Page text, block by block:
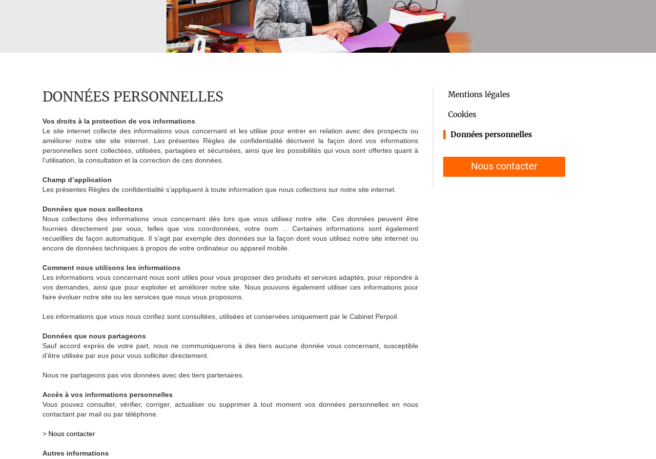
DONNÉES PERSONNELLES
Vos droits à la protection de vos informations
Le site internet collecte des informations vous concernant et les utilise pour entrer en relation avec des prospects ou
améliorer notre site site internet. Les présentes Règles de confidentialité décrivent la façon dont vos informations
personnelles sont collectées, utilisées, partagées et sécurisées, ainsi que les possibilités qui vous sont offertes quant à
l’utilisation, la consultation et la correction de ces données.
Champ d’application
Les présentes Règles de confidentialité s’appliquent à toute information que nous collectons sur notre site internet.
Données que nous collectons
Nous collectons des informations vous concernant dès lors que vous utilisez notre site. Ces données peuvent être
fournies directement par vous, telles que vos coordonnées, votre nom ... Certaines informations sont également
recueillies de façon automatique. Il s’agit par exemple des données sur la façon dont vous utilisez notre site internet ou
encore de données techniques à propos de votre ordinateur ou appareil mobile.
Comment nous utilisons les informations
Les informations vous concernant nous sont utiles pour vous proposer des produits et services adaptés, pour répondre à
vos demandes, ainsi que pour exploiter et améliorer notre site. Nous pouvons également utiliser ces informations pour
faire évoluer notre site ou les services que nous vous proposons.
Les informations que vous nous confiez sont consultées, utilisées et conservées uniquement par le Cabinet Perpoil.
Données que nous partageons
Sauf accord exprès de votre part, nous ne communiquerons à des tiers aucune donnée vous concernant, susceptible
d’être utilisée par eux pour vous solliciter directement.
Nous ne partageons pas vos données avec des tiers partenaires.
Accès à vos informations personnelles
Vous pouvez consulter, vérifier, corriger, actualiser ou supprimer à tout moment vos données personnelles en nous
contactant par mail ou par téléphone.
> Nous contacter
Autres informations
Mentions légales
Cookies
Données personnelles
Nous contacter